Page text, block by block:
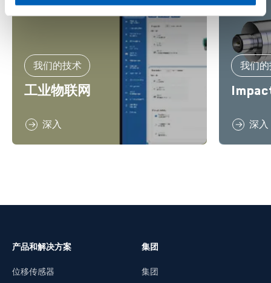
我们的技术
工业物联网
深入
我们
深入
产品和解决方案
位移传感器
集团
集团